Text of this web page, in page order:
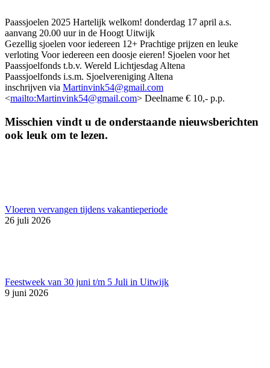
Paassjoelen 2025 Hartelijk welkom! donderdag 17 april a.s.
aanvang 20.00 uur in de Hoogt Uitwijk
Gezellig sjoelen voor iedereen 12+ Prachtige prijzen en leuke
verloting Voor iedereen een doosje eieren! Sjoelen voor het
Paassjoelfonds t.b.v. Wereld Lichtjesdag Altena
Paassjoelfonds i.s.m. Sjoelvereniging Altena
inschrijven via Martinvink54@gmail.com
<mailto:Martinvink54@gmail.com> Deelname € 10,- p.p.
Misschien vindt u de onderstaande nieuwsberichten
ook leuk om te lezen.
Vloeren vervangen tijdens vakantieperiode
26 juli 2026
Feestweek van 30 juni t/m 5 Juli in Uitwijk
9 juni 2026